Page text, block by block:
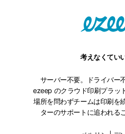
考えなくてい
サーバー不要。ドライバー
ezeep のクラウド印刷プラッ
場所を問わずチームは印刷を
ターのサポートに追われる